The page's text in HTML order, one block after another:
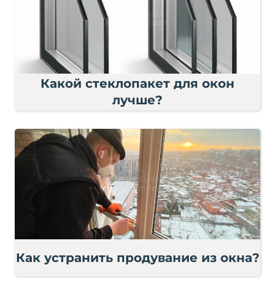
Какой стеклопакет для окон
лучше?
Как устранить продувание из окна?